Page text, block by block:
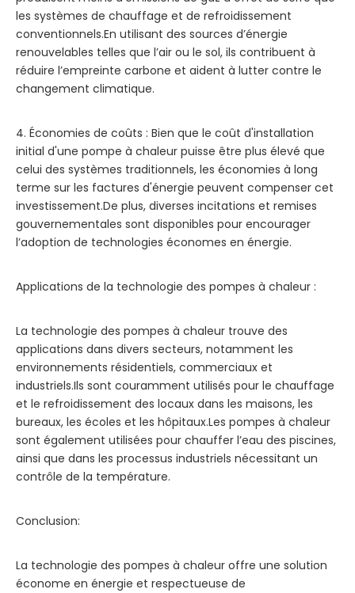
les systèmes de chauffage et de refroidissement
conventionnels.En utilisant des sources d’énergie
renouvelables telles que l’air ou le sol, ils contribuent à
réduire l’empreinte carbone et aident à lutter contre le
changement climatique.
4. Économies de coûts : Bien que le coût d'installation
initial d'une pompe à chaleur puisse être plus élevé que
celui des systèmes traditionnels, les économies à long
terme sur les factures d'énergie peuvent compenser cet
investissement.De plus, diverses incitations et remises
gouvernementales sont disponibles pour encourager
l’adoption de technologies économes en énergie.
Applications de la technologie des pompes à chaleur :
La technologie des pompes à chaleur trouve des
applications dans divers secteurs, notamment les
environnements résidentiels, commerciaux et
industriels.Ils sont couramment utilisés pour le chauffage
et le refroidissement des locaux dans les maisons, les
bureaux, les écoles et les hôpitaux.Les pompes à chaleur
sont également utilisées pour chauffer l’eau des piscines,
ainsi que dans les processus industriels nécessitant un
contrôle de la température.
Conclusion:
La technologie des pompes à chaleur offre une solution
économe en énergie et respectueuse de